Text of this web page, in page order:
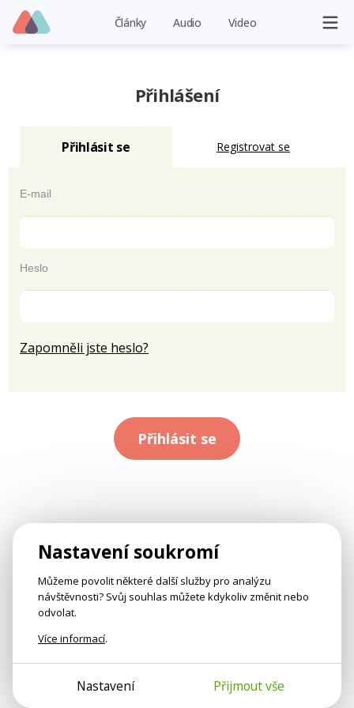
Články Audio Video
Přihlášení
Přihlásit se Registrovat se
E-mail
Heslo
Zapomněli jste heslo?
Přihlásit se
Nastavení soukromí
Můžeme povolit některé další služby pro analýzu
návštěvnosti? Svůj souhlas můžete kdykoliv změnit nebo
odvolat.
Více informací.
Nastavení Přijmout vše